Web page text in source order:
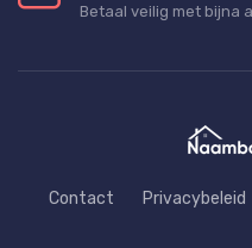
Betaal veilig met bijna
Contact Privacybeleid